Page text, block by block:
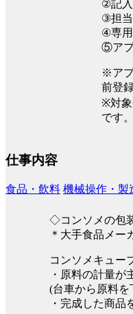
②記入
③担当
④専用
⑤アプ
※ア
前登
※対象
です。
仕事内容
食品・飲料 機械操作・製
◇コンソメの包
＊大手食品メー
コンソメキュー
・原料の計量が
(台車から原料
・完成した商品